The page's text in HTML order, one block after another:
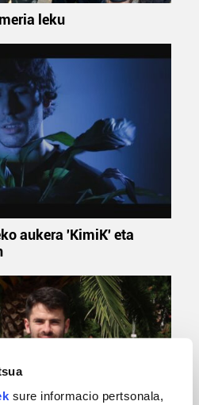
sure informacio pertsonala,
leku
aukera 'KimiK' eta